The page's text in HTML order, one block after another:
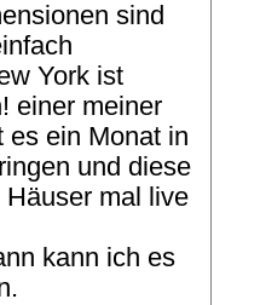
sind
York ist
einer meiner
es ein Monat in
und diese
mal live
kann ich es